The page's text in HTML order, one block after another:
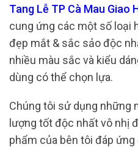
Tang Lễ TP Cà Mau Giao
cung ứng các một số loại
đẹp mắt & sắc sảo độc
nhiều màu sắc và kiểu
dùng có thể chọn lựa.
Chúng tôi sử dụng những
lượng tốt độc nhất vô nhị
phẩm của bên tôi đáp